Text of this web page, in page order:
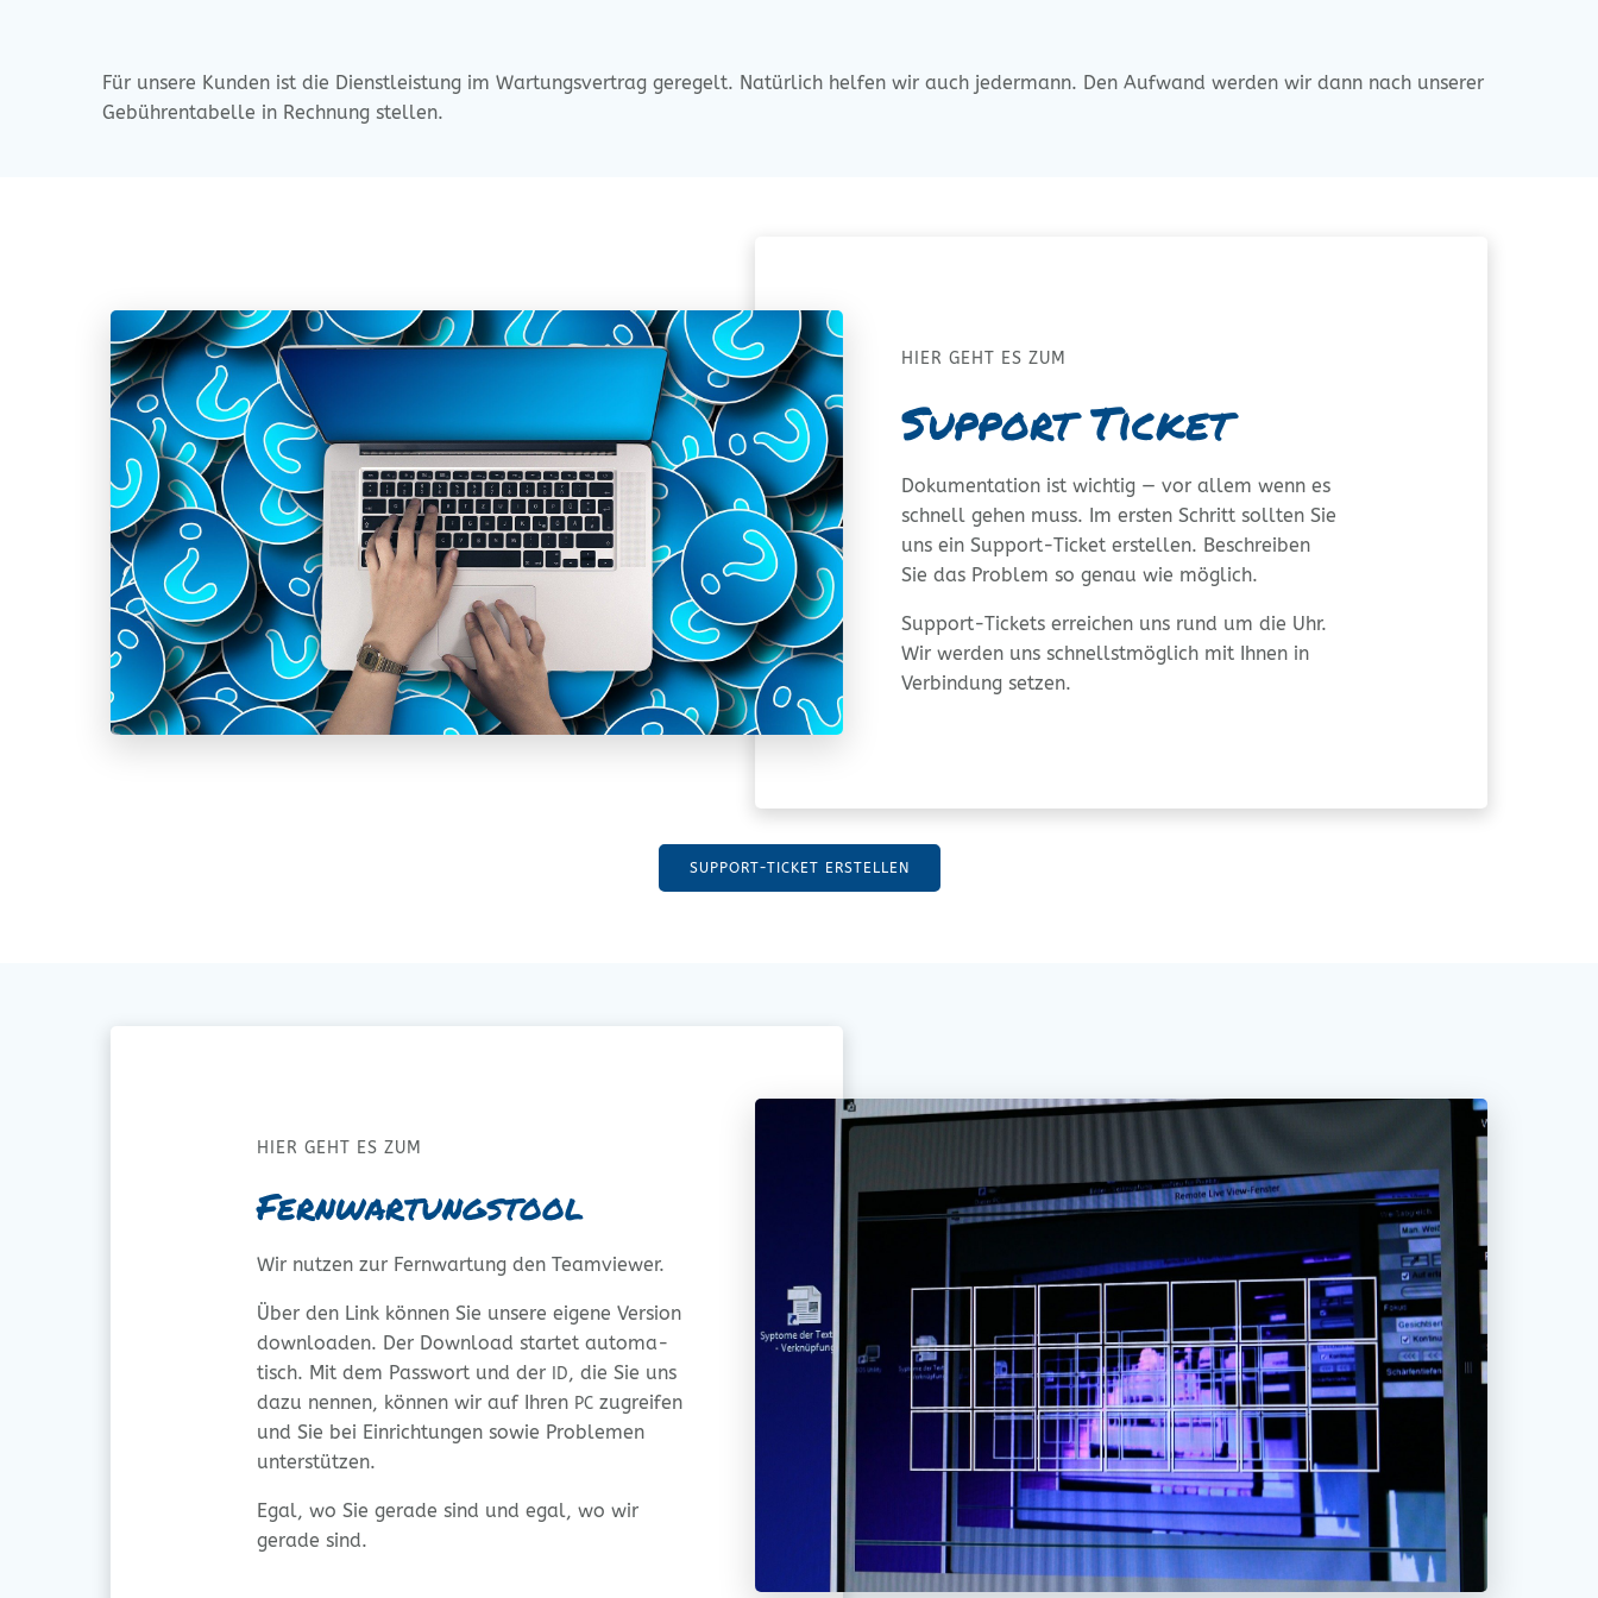
Für unse­re Kun­den ist die Dienst­leis­tung im War­tungs­ver­trag gere­gelt. Natür­lich hel­fen wir auch jeder­mann. Den Auf­wand wer­den wir dann nach unse­rer
Gebüh­ren­ta­bel­le in Rech­nung stellen.
HIER GEHT ES ZUM
Support Ticket
Doku­men­ta­ti­on ist wich­tig — vor allem wenn es
schnell gehen muss. Im ers­ten Schritt soll­ten Sie
uns ein Support-Ticket erstel­len. Beschrei­ben
Sie das Pro­blem so genau wie möglich.
Support-Tickets errei­chen uns rund um die Uhr.
Wir wer­den uns schnellst­mög­lich mit Ihnen in
Ver­bin­dung setzen.
SUPPORT-TICKET ERSTEL­LEN
HIER GEHT ES ZUM
Fernwartungstool
Wir nut­zen zur Fern­war­tung den Teamviewer.
Über den Link kön­nen Sie unse­re eige­ne Ver­si­on
down­loa­den. Der Down­load star­tet auto­ma­
tisch. Mit dem Pass­wort und der
ID, die Sie uns
dazu nen­nen, kön­nen wir auf Ihren PC zugrei­fen
und Sie bei Ein­rich­tun­gen sowie Pro­ble­men
unterstützen.
Egal, wo Sie gera­de sind und egal, wo wir
gera­de sind.